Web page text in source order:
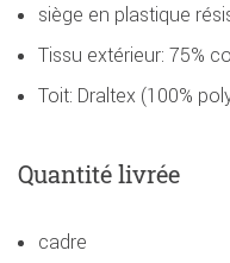
siège en plastique
Tissu extérieur: 75%
Toit: Draltex (100%
Quantité livrée
cadre